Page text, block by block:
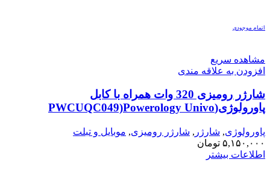
اتمام موجودی
مشاهده سریع
افزودن به علاقه مندی
شارژر رومیزی 320 وات همراه با کابل
پاورولوژی(PWCUQC049)Powerology Univo
پاورولوژی, شارژر , شارژر رومیزی, موبایل و تبلت
۵,۱۵۰,۰۰۰ تومان
اطلاعات بیشتر